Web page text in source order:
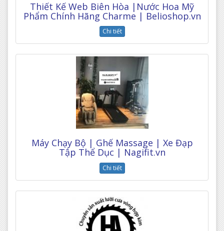
Thiết Kế Web Biên Hòa |Nước Hoa Mỹ
Phẩm Chính Hãng Charme | Belioshop.vn
Chi tiết
Máy Chạy Bộ | Ghế Massage | Xe Đạp
Tập Thể Dục | Nagifit.vn
Chi tiết